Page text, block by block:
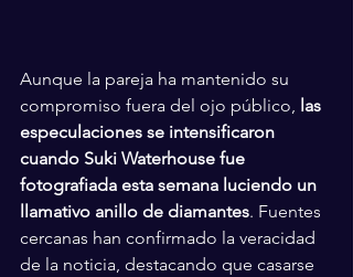
Aunque la pareja ha mantenido su
compromiso fuera del ojo público, las
especulaciones se intensificaron
cuando Suki Waterhouse fue
fotografiada esta semana luciendo un
llamativo anillo de diamantes. Fuentes
cercanas han confirmado la veracidad
de la noticia, destacando que casarse